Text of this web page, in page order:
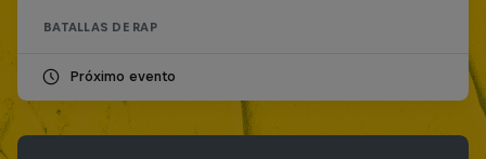
BATALLAS DE RAP
Próximo evento